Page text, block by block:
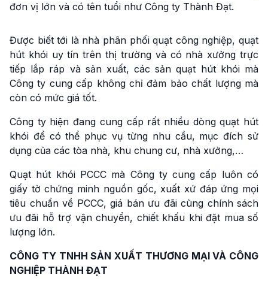
đơn vị lớn và có tên tuổi như Công ty Thành Đạt.
Được biết tới là nhà phân phối quạt công nghiệp, quạt
hút khói uy tín trên thị trường và có nhà xưởng trực
tiếp lắp ráp và sản xuất, các sản quạt hút khói mà
Công ty cung cấp không chỉ đảm bảo chất lượng mà
còn có mức giá tốt.
Công ty hiện đang cung cấp rất nhiều dòng quạt hút
khói để có thể phục vụ từng nhu cầu, mục đích sử
dụng của các tòa nhà, khu chung cư, nhà xưởng,…
Quạt hút khói PCCC mà Công ty cung cấp luôn có
giấy tờ chứng minh nguồn gốc, xuất xứ đáp ứng mọi
tiêu chuẩn về PCCC, giá bán ưu đãi cùng chính sách
ưu đãi hỗ trợ vận chuyển, chiết khấu khi đặt mua số
lượng lớn.
CÔNG TY TNHH SẢN XUẤT THƯƠNG MẠI VÀ CÔNG
NGHIỆP THÀNH ĐẠT